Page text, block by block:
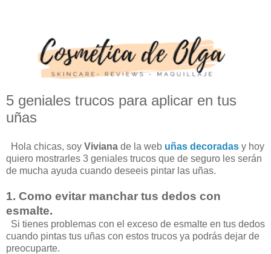
5 geniales trucos para aplicar en tus
uñas
Hola chicas, soy Viviana de la web uñas decoradas y hoy
quiero mostrarles 3 geniales trucos que de seguro les serán
de mucha ayuda cuando deseeis pintar las uñas.
1. Como evitar manchar tus dedos con
esmalte.
Si tienes problemas con el exceso de esmalte en tus dedos
cuando pintas tus uñas con estos trucos ya podrás dejar de
preocuparte.